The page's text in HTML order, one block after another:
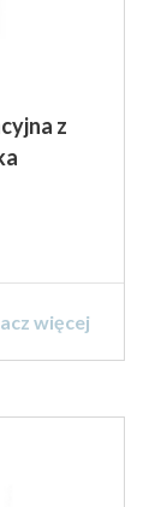
z
więcej